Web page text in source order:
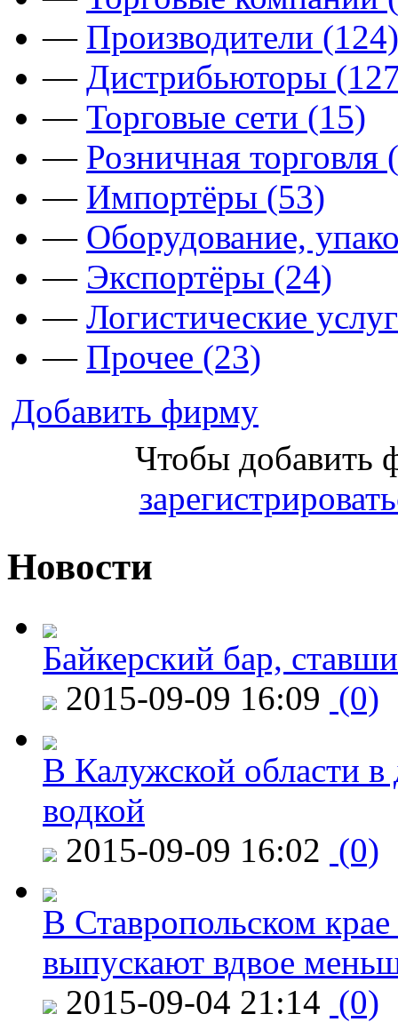
— Производители (124)
— Дистрибьюторы
— Торговые сети (15)
— Розничная торговля
— Импортёры (53)
— Оборудование,
— Экспортёры (24)
— Логистические
— Прочее (23)
Добавить фирму
Чтобы добавить
Новости
Байкерский бар,
2015-09-09 16:09 (0)
В Калужской области в
водкой
2015-09-09 16:02 (0)
В Ставропольском
выпускают вдвое
2015-09-04 21:14 (0)